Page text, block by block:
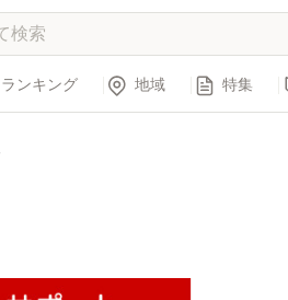
ランキング 地域 特集